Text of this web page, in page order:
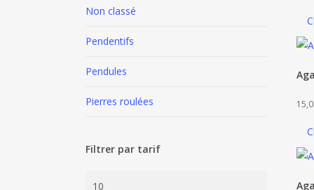
Non classé
Pendentifs
Pendules
Pierres roulées
Filtrer par tarif
Prix